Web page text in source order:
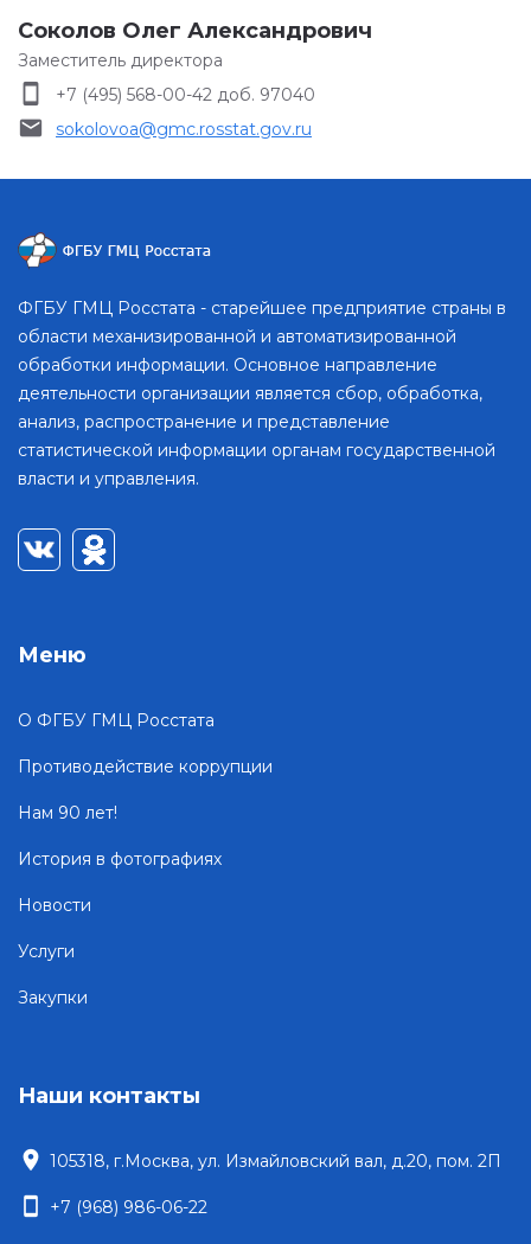
Соколов Олег Александрович
Заместитель директора
smartphone +7 (495) 568-00-42 доб. 97040
email sokolovoa@gmc.rosstat.gov.ru
ФГБУ ГМЦ Росстата - старейшее предприятие страны в
области механизированной и автоматизированной
обработки информации. Основное направление
деятельности организации является сбор, обработка,
анализ, распространение и представление
статистической информации органам государственной
власти и управления.
Меню
О ФГБУ ГМЦ Росстата
Противодействие коррупции
Нам 90 лет!
История в фотографиях
Новости
Услуги
Закупки
Наши контакты
location_on 105318, г.Москва, ул. Измайловский вал, д.20, пом. 2П
smartphone +7 (968) 986-06-22